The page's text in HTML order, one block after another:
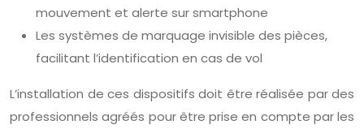
mouvement et alerte sur smartphone
Les systèmes de marquage invisible des pièces,
facilitant l’identification en cas de vol
L’installation de ces dispositifs doit être réalisée par des
professionnels agréés pour être prise en compte par les